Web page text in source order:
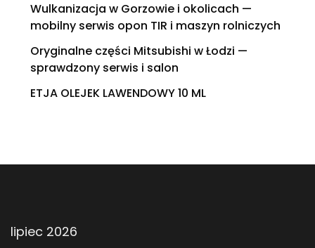
Wulkanizacja w Gorzowie i okolicach —
mobilny serwis opon TIR i maszyn rolniczych
Oryginalne części Mitsubishi w Łodzi —
sprawdzony serwis i salon
ETJA OLEJEK LAWENDOWY 10 ML
lipiec 2026